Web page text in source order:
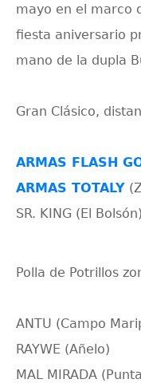
mayo en el marco
fiesta aniversario
mano de la dupla
Gran Clásico,
ARMAS FLASH
ARMAS TOTALY
SR. KING (El Bolsón)
Polla de Potrillos
ANTU (Campo
RAYWE (Añelo)
MAL MIRADA